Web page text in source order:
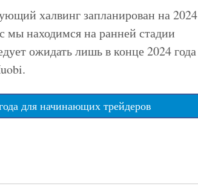
халвинг запланирован на 2024
мы находимся на ранней стадии
ожидать лишь в конце 2024 года
для начинающих трейдеров